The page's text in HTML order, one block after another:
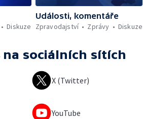
Diskuze
Události, komentáře
Zpravodajství
Zprávy Diskuze
na sociálních sítích
X (Twitter)
YouTube